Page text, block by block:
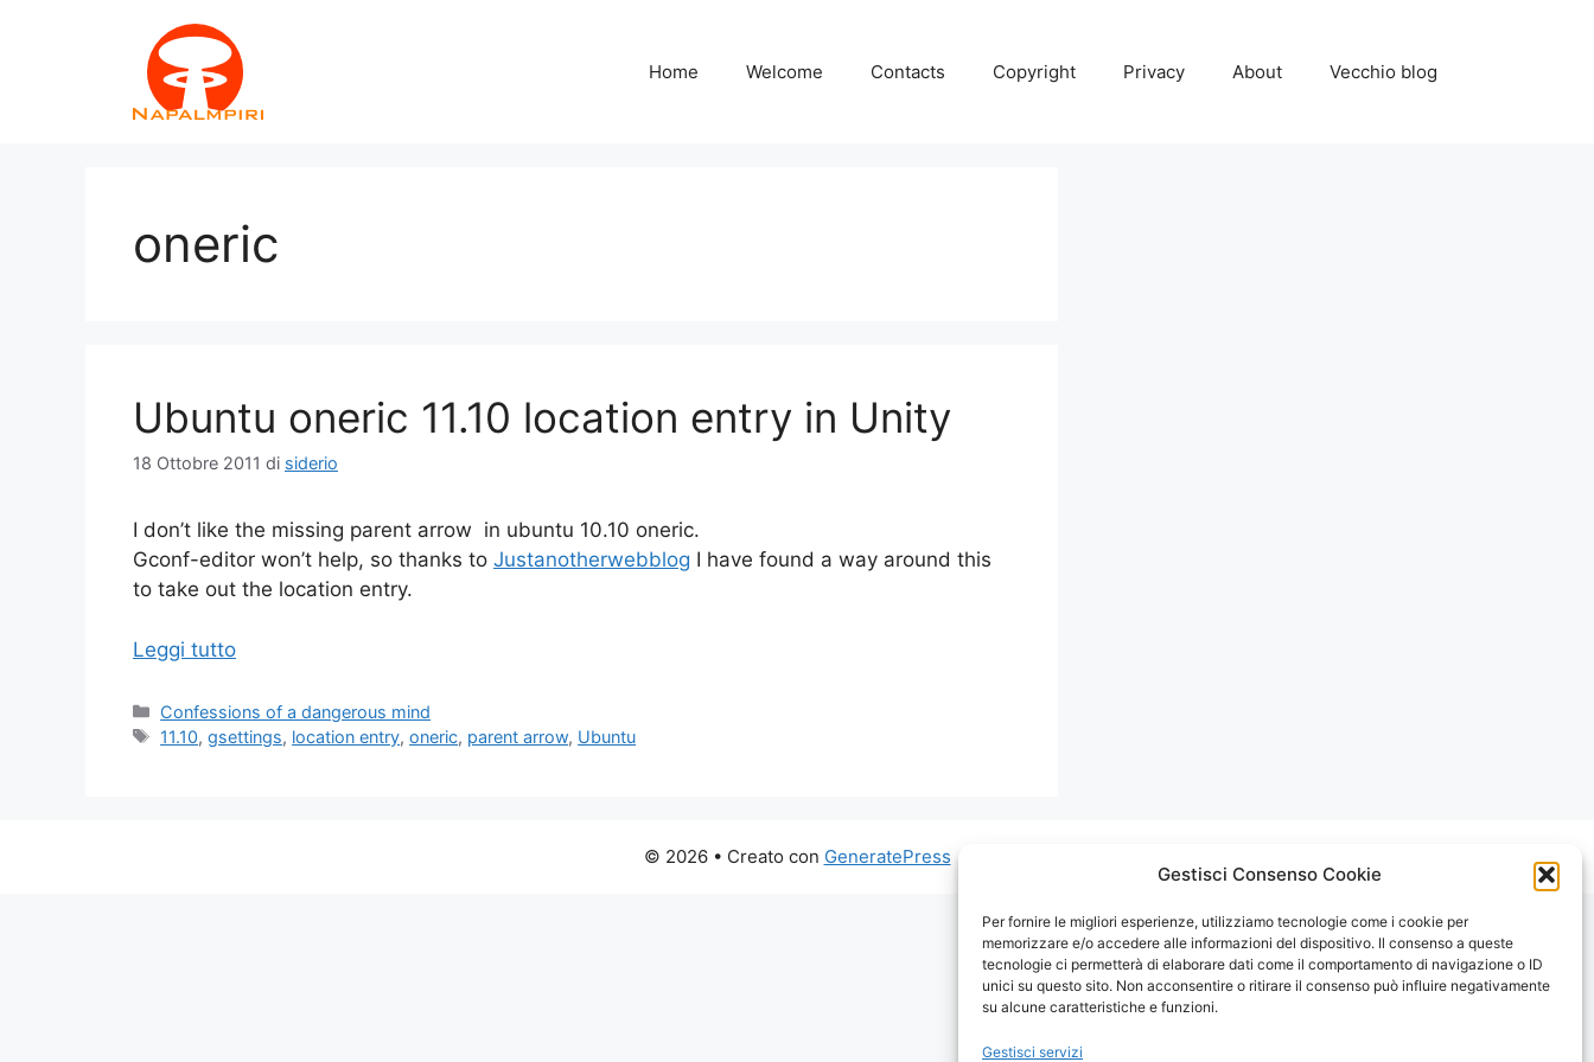
Gestisci Consenso Cookie
Per fornire le migliori esperienze, utilizziamo tecnologie come i cookie per
memorizzare e/o accedere alle informazioni del dispositivo. Il consenso a queste
tecnologie ci permetterà di elaborare dati come il comportamento di navigazione o ID
unici su questo sito. Non acconsentire o ritirare il consenso può influire negativamente
su alcune caratteristiche e funzioni.
Gestisci servizi
Home Welcome Contacts Copyright Privacy About Vecchio blog
oneric
Ubuntu oneric 11.10 location entry in Unity
18 Ottobre 2011 di siderio
I don’t like the missing parent arrow in ubuntu 10.10 oneric.
Gconf-editor won’t help, so thanks to Justanotherwebblog I have found a way around this
to take out the location entry.
Leggi tutto
Categorie
Confessions of a dangerous mind
Tag
11.10,gsettings, location entry,oneric, parent arrow, Ubuntu
© 2026 • Creato con GeneratePress